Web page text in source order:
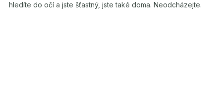
hledíte do očí a jste šťastný, jste také doma. Neodcházejte.